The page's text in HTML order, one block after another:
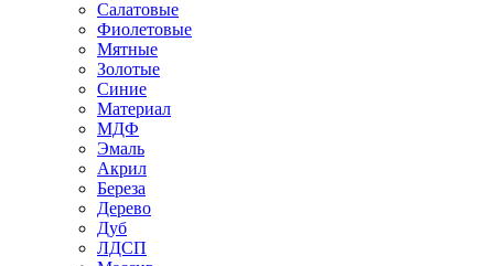
Салатовые
Фиолетовые
Мятные
Золотые
Синие
Материал
МДФ
Эмаль
Акрил
Береза
Дерево
Дуб
ЛДСП